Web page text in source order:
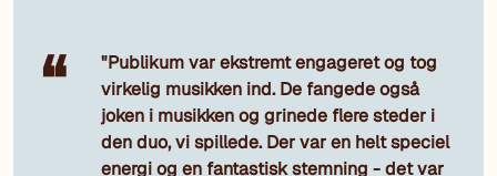
"Publikum var ekstremt engageret og tog
virkelig musikken ind. De fangede også
joken i musikken og grinede flere steder i
den duo, vi spillede. Der var en helt speciel
energi og en fantastisk stemning - det var